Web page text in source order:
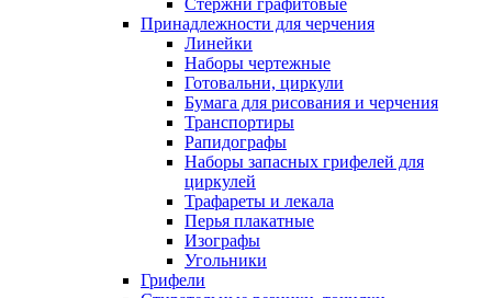
Стержни графитовые
Принадлежности для черчения
Линейки
Наборы чертежные
Готовальни, циркули
Бумага для рисования и черчения
Транспортиры
Рапидографы
Наборы запасных грифелей для
циркулей
Трафареты и лекала
Перья плакатные
Изографы
Угольники
Грифели